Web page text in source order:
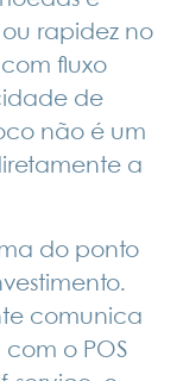
rapidez no
fluxo
de
não é um
a
do ponto
comunica
o POS